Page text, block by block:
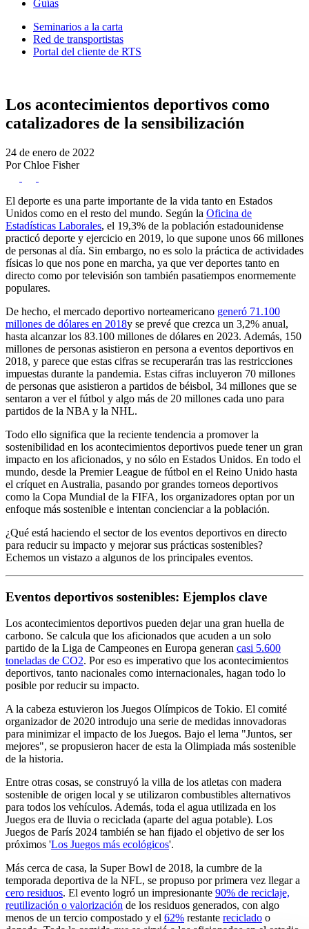
Guías
Seminarios a la carta
Red de transportistas
Portal del cliente de RTS
Los acontecimientos deportivos como
catalizadores de la sensibilización
24 de enero de 2022
Por Chloe Fisher
El deporte es una parte importante de la vida tanto en Estados
Unidos como en el resto del mundo. Según la Oficina de
Estadísticas Laborales, el 19,3% de la población estadounidense
practicó deporte y ejercicio en 2019, lo que supone unos 66 millones
de personas al día. Sin embargo, no es solo la práctica de actividades
físicas lo que nos pone en marcha, ya que ver deportes tanto en
directo como por televisión son también pasatiempos enormemente
populares.
De hecho, el mercado deportivo norteamericano generó 71.100
millones de dólares en 2018y se prevé que crezca un 3,2% anual,
hasta alcanzar los 83.100 millones de dólares en 2023. Además, 150
millones de personas asistieron en persona a eventos deportivos en
2018, y parece que estas cifras se recuperarán tras las restricciones
impuestas durante la pandemia. Estas cifras incluyeron 70 millones
de personas que asistieron a partidos de béisbol, 34 millones que se
sentaron a ver el fútbol y algo más de 20 millones cada uno para
partidos de la NBA y la NHL.
Todo ello significa que la reciente tendencia a promover la
sostenibilidad en los acontecimientos deportivos puede tener un gran
impacto en los aficionados, y no sólo en Estados Unidos. En todo el
mundo, desde la Premier League de fútbol en el Reino Unido hasta
el críquet en Australia, pasando por grandes torneos deportivos
como la Copa Mundial de la FIFA, los organizadores optan por un
enfoque más sostenible e intentan concienciar a la población.
¿Qué está haciendo el sector de los eventos deportivos en directo
para reducir su impacto y mejorar sus prácticas sostenibles?
Echemos un vistazo a algunos de los principales eventos.
Eventos deportivos sostenibles: Ejemplos clave
Los acontecimientos deportivos pueden dejar una gran huella de
carbono. Se calcula que los aficionados que acuden a un solo
partido de la Liga de Campeones en Europa generan casi 5.600
toneladas de CO2. Por eso es imperativo que los acontecimientos
deportivos, tanto nacionales como internacionales, hagan todo lo
posible por reducir su impacto.
A la cabeza estuvieron los Juegos Olímpicos de Tokio. El comité
organizador de 2020 introdujo una serie de medidas innovadoras
para minimizar el impacto de los Juegos. Bajo el lema "Juntos, ser
mejores", se propusieron hacer de esta la Olimpiada más sostenible
de la historia.
Entre otras cosas, se construyó la villa de los atletas con madera
sostenible de origen local y se utilizaron combustibles alternativos
para todos los vehículos. Además, toda el agua utilizada en los
Juegos era de lluvia o reciclada (aparte del agua potable). Los
Juegos de París 2024 también se han fijado el objetivo de ser los
próximos 'Los Juegos más ecológicos'.
Más cerca de casa, la Super Bowl de 2018, la cumbre de la
temporada deportiva de la NFL, se propuso por primera vez llegar a
cero residuos. El evento logró un impresionante 90% de reciclaje,
reutilización o valorización de los residuos generados, con algo
menos de un tercio compostado y el 62% restante reciclado o